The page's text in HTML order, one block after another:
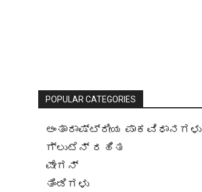
POPULAR CATEGORIES
ಅಂತಾರಾಷ್ಟ್ರೀಯ ಪಾಕವಿಧಾನಗಳು
ಗ್ಲುಟೆನ್ ರಹಿತ
ವೇಗನ್
ತಿಂಡಿಗಳು